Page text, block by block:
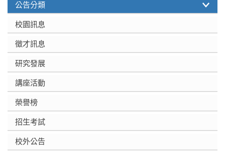
公告分類
校園訊息
徵才訊息
研究發展
講座活動
榮譽榜
招生考試
校外公告